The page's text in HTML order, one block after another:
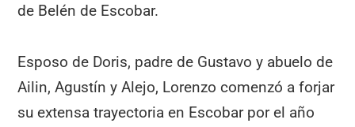
de Belén de Escobar.
Esposo de Doris, padre de Gustavo y abuelo de
Ailin, Agustín y Alejo, Lorenzo comenzó a forjar
su extensa trayectoria en Escobar por el año